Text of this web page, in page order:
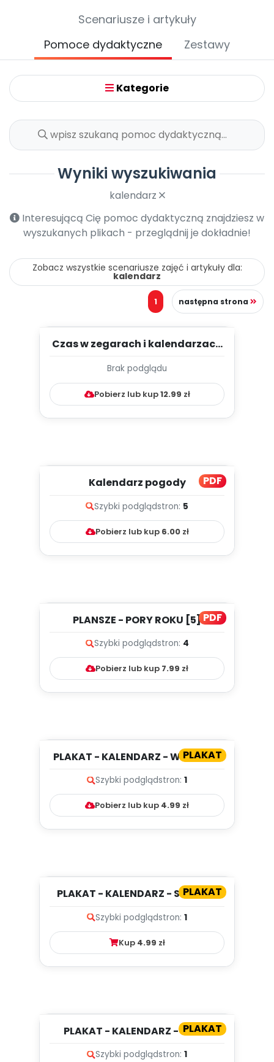
PromocjeScenariusze i artykuły
Pomoce dydaktyczne
Zestawy
Kategorie
Wyniki wyszukiwania
kalendarz
Interesującą Cię pomoc dydaktyczną znajdziesz w
wyszukanych plikach - przeglądnij je dokładnie!
Zobacz wszystkie scenariusze zajęć i artykuły dla:
kalendarz
1 następna strona
Czas w zegarach i kalendarzach
Brak podglądu
Pobierz lub kup12.99 zł
PDF
Kalendarz pogody
Szybki podglądstron: 5
Pobierz lub kup 6.00zł
PDF
PLANSZE - PORY ROKU [5]
Szybki podglądstron: 4
Pobierz lub kup 7.99 zł
PLAKAT
PLAKAT - KALENDARZ - WRZESIEŃ
Szybki podglądstron: 1
Pobierz lub kup 4.99 zł
PLAKAT
PLAKAT - KALENDARZ - SIERPIEŃ
Szybki podglądstron: 1
Kup 4.99 zł
PLAKAT
PLAKAT - KALENDARZ - LIPIEC
Szybki podglądstron: 1